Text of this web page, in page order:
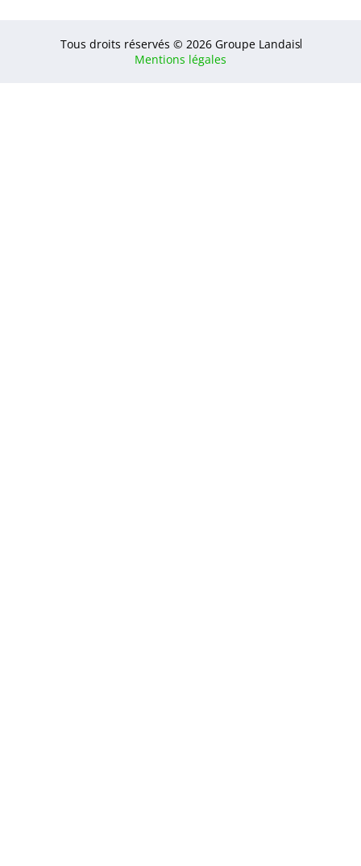
Tous droits réservés © 2026 Groupe Landais
Mentions légales